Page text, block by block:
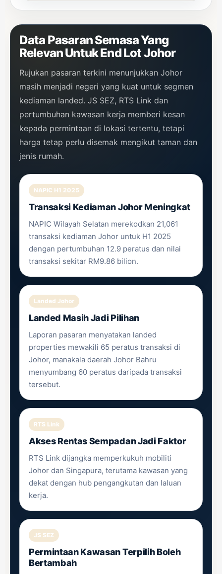
Data Pasaran Semasa Yang
Relevan Untuk End Lot Johor
Rujukan pasaran terkini menunjukkan Johor
masih menjadi negeri yang kuat untuk segmen
kediaman landed. JS SEZ, RTS Link dan
pertumbuhan kawasan kerja memberi kesan
kepada permintaan di lokasi tertentu, tetapi
harga tetap perlu disemak mengikut taman dan
jenis rumah.
NAPIC H1 2025
Transaksi Kediaman Johor Meningkat
NAPIC Wilayah Selatan merekodkan 21,061
transaksi kediaman Johor untuk H1 2025
dengan pertumbuhan 12.9 peratus dan nilai
transaksi sekitar RM9.86 bilion.
Landed Johor
Landed Masih Jadi Pilihan
Laporan pasaran menyatakan landed
properties mewakili 65 peratus transaksi di
Johor, manakala daerah Johor Bahru
menyumbang 60 peratus daripada transaksi
tersebut.
RTS Link
Akses Rentas Sempadan Jadi Faktor
RTS Link dijangka memperkukuh mobiliti
Johor dan Singapura, terutama kawasan yang
dekat dengan hub pengangkutan dan laluan
kerja.
JS SEZ
Permintaan Kawasan Terpilih Boleh
Bertambah